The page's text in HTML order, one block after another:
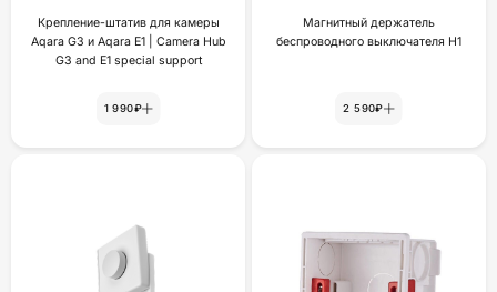
Крепление-штатив для камеры
Aqara G3 и Aqara E1 | Camera Hub
G3 and E1 special support
1 990₽
Магнитный держатель
беспроводного выключателя H1
2 590₽